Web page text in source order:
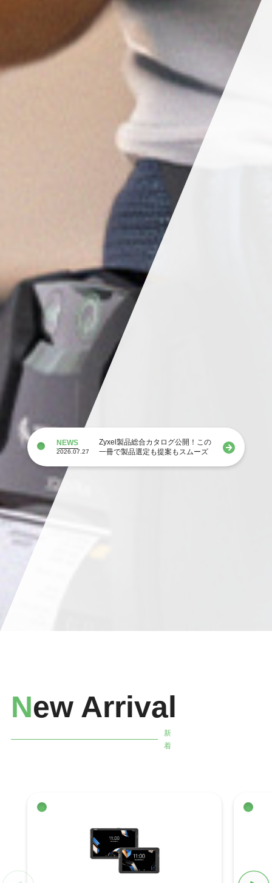
NEWS
2026.07.27
Zyxel製品総合カタログ公開！この
一冊で製品選定も提案もスムーズ
New Arrival
新
着